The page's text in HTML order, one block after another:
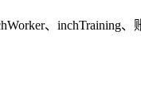
、inchTraining、